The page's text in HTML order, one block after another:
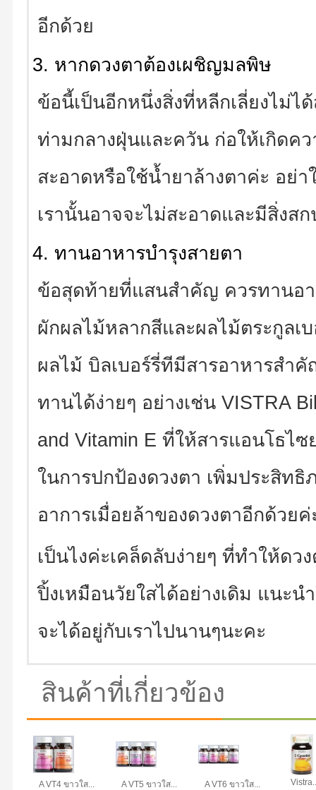
อีกด้วย
หากดวงตาต้องเผชิญมลพิษ
ข้อนี้เป็นอีกหนึ่งสิ่งที่หลีกเลี่ยงไม่
ท่ามกลางฝุ่นและควัน ก่อให้เกิดค
สะอาดหรือใช้น้ำยาล้างตาค่ะ อย่
เรานั้นอาจจะไม่สะอาดและมีสิ่งส
ทานอาหารบำรุงสายตา
ข้อสุดท้ายที่แสนสำคัญ ควรทานอา
ผักผลไม้หลากสีและผลไม้ตระกูลเ
ผลไม้ บิลเบอร์รี่ทีมีสารอาหารสำ
ทานได้ง่ายๆ อย่างเช่น VISTRA
and Vitamin E ที่ให้สารแอนโธไ
ในการปกป้องดวงตา เพิ่มประสิท
อาการเมื่อยล้าของดวงตาอีกด้วยค่
เป็นไงค่ะเคล็ดลับง่ายๆ ที่ทำให้ด
ปิ้งเหมือนวัยใสได้อย่างเดิม แนะ
จะได้อยู่กับเราไปนานๆนะคะ
สินค้าที่เกี่ยวข้อง
A VT4 ขาวใส... A VT5 ขาวใส... A VT6 ขาวใส...